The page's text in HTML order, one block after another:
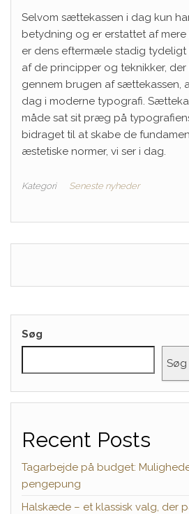
Selvom sættekassen i dag kun
betydning og er erstattet af
er dens eftermæle stadig tydeligt
af de principper og teknikker,
gennem brugen af sættekassen,
dag i moderne typografi.
måde sat sit præg på
bidraget til at skabe de
æstetiske normer, vi ser i dag.
Kategori Seneste nyheder
Søg
Søg
Recent Posts
Tagarbejde på budget:
pengepung
Halskæde – et klassisk valg, der